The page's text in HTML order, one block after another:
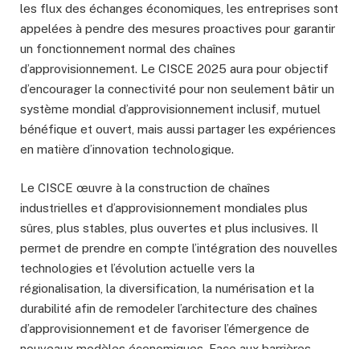
les flux des échanges économiques, les entreprises sont
appelées à pendre des mesures proactives pour garantir
un fonctionnement normal des chaînes
d’approvisionnement. Le CISCE 2025 aura pour objectif
d’encourager la connectivité pour non seulement bâtir un
système mondial d’approvisionnement inclusif, mutuel
bénéfique et ouvert, mais aussi partager les expériences
en matière d’innovation technologique.
Le CISCE œuvre à la construction de chaînes
industrielles et d’approvisionnement mondiales plus
sûres, plus stables, plus ouvertes et plus inclusives. Il
permet de prendre en compte l’intégration des nouvelles
technologies et l’évolution actuelle vers la
régionalisation, la diversification, la numérisation et la
durabilité afin de remodeler l’architecture des chaînes
d’approvisionnement et de favoriser l’émergence de